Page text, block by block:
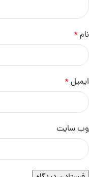
نام *
ایمیل *
وب‌ سایت